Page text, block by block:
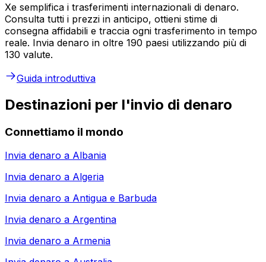
Xe semplifica i trasferimenti internazionali di denaro.
Consulta tutti i prezzi in anticipo, ottieni stime di
consegna affidabili e traccia ogni trasferimento in tempo
reale. Invia denaro in oltre 190 paesi utilizzando più di
130 valute.
Guida introduttiva
Destinazioni per l'invio di denaro
Connettiamo il mondo
Invia denaro a Albania
Invia denaro a Algeria
Invia denaro a Antigua e Barbuda
Invia denaro a Argentina
Invia denaro a Armenia